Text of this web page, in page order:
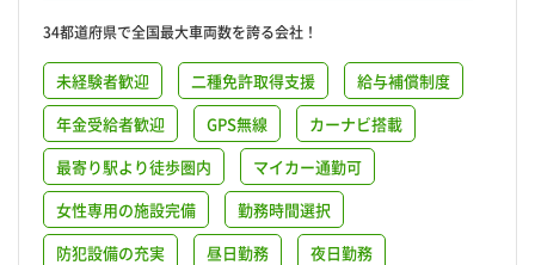
34都道府県で全国最大車両数を誇る会社！
未経験者歓迎 二種免許取得支援
給与補償制度
年金受給者歓迎
GPS無線
カーナビ搭載
最寄り駅より徒歩圏内
マイカー通勤可
女性専用の施設完備
勤務時間選択
防犯設備の充実
昼日勤務 夜日勤務